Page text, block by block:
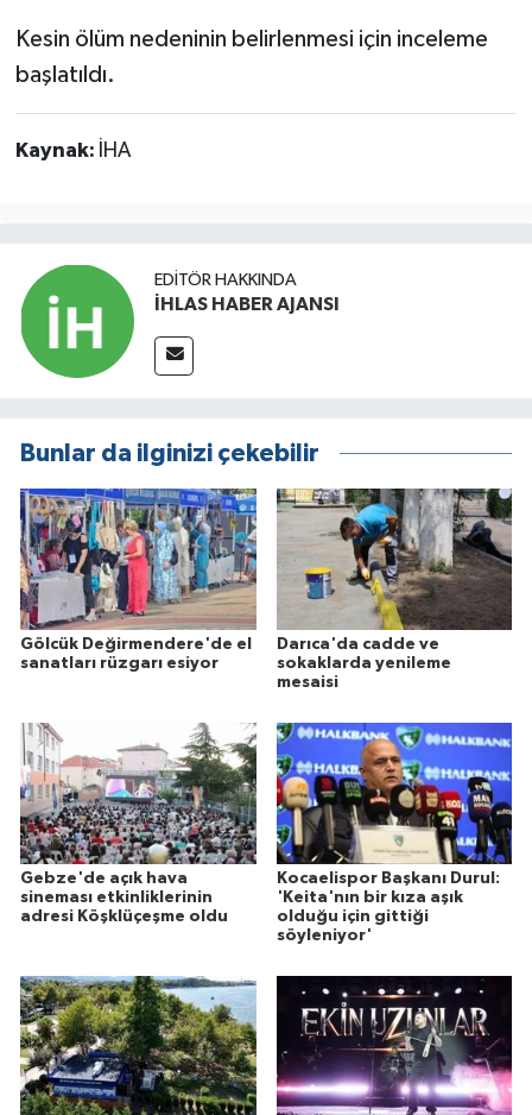
Kesin ölüm nedeninin belirlenmesi için inceleme
başlatıldı.
Kaynak: İHA
EDITÖR HAKKINDA
İHLAS HABER AJANSI
Bunlar da ilginizi çekebilir
Gölcük Değirmendere'de el
sanatları rüzgarı esiyor
Darıca'da cadde ve
sokaklarda yenileme
mesaisi
Gebze'de açık hava
sineması etkinliklerinin
adresi Köşklüçeşme oldu
Kocaelispor Başkanı Durul:
'Keita'nın bir kıza aşık
olduğu için gittiği
söyleniyor'